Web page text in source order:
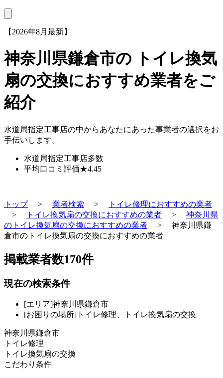
【2026年8月最新】
神奈川県鎌倉市の トイレ換気
扇の交換におすすめ業者をご
紹介
水道局指定工事店の中からあなたにあった事業者の選択をお
手伝いします。
水道局指定工事店多数
平均口コミ評価★4.45
トップ> 業者検索 >
トイレ修理におすすめの業者
>
トイレ換気扇の交換におすすめの業者 > 神奈川県
のトイレ換気扇の交換におすすめの業者 > 神奈川県鎌
倉市のトイレ換気扇の交換におすすめの業者
掲載業者数170件
現在の検索条件
[エリア]神奈川県鎌倉市
[お困りの場所]トイレ修理、トイレ換気扇の交換
神奈川県鎌倉市
トイレ修理
トイレ換気扇の交換
こだわり条件